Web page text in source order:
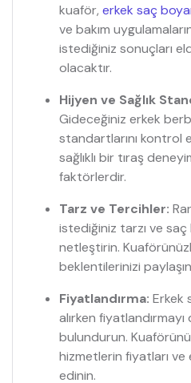
kuaför, erkek saç
ve bakım
istediğiniz sonuçları
olacaktır.
Hijyen ve Sağlık
Gideceğiniz erkek
standartlarını kontrol
sağlıklı bir tıraş
faktörlerdir.
Tarz ve Tercihler:
istediğiniz tarzı ve saç
netleştirin.
beklentilerinizi
Fiyatlandırma: Erkek
alırken
bulundurun.
hizmetlerin fiyatları ve
edinin.